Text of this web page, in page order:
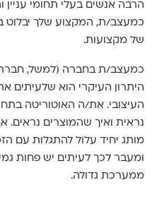
הרבה אנשים בעלי תחומי
כמעצב/ת, המקצוע שלך יבלוט
של מקצועות.
כמעצב/ת בחברה (למשל, חברת
היתרון העיקרי הוא שלעיתים
העיצובי. את/ה האוטוריטה
נראית ואיך שהמוצרים נראים.
מותג יחיד עלול להתגלות עם
ומעבר לכך לעיתים יש פחות
ממערכת גדולה.